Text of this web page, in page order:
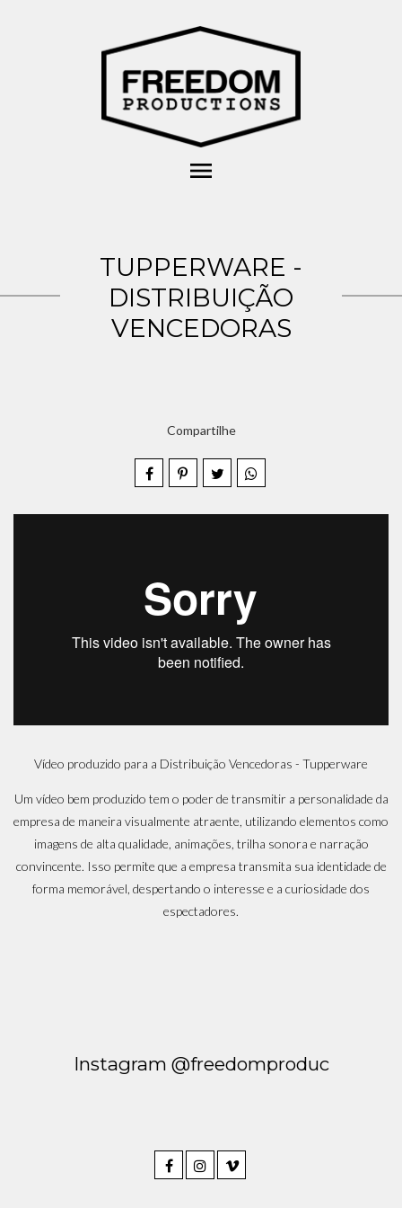
menu
TUPPERWARE -
DISTRIBUIÇÃO
VENCEDORAS
Compartilhe
Vídeo produzido para a Distribuição Vencedoras - Tupperware
Um vídeo bem produzido tem o poder de transmitir a personalidade da
empresa de maneira visualmente atraente, utilizando elementos como
imagens de alta qualidade, animações, trilha sonora e narração
convincente. Isso permite que a empresa transmita sua identidade de
forma memorável, despertando o interesse e a curiosidade dos
espectadores.
Instagram @freedomproduc